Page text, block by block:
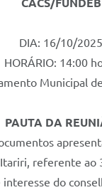
CACS/FUNDEB
DIA: 16/10/2025
HORÁRIO: 14:00
Municipal
PAUTA DA
referente ao
do